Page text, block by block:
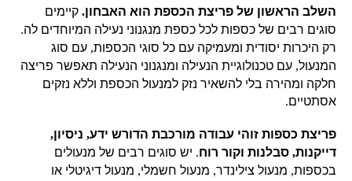
השלב הראשון של פריצת הכספת הוא האבחון. קיימים
סוגים רבים של כספות לכל כספת מנגנוני נעילה המיוחדים לה.
רק היכרות יסודית ומעמיקה עם כל סוגי הכספות, עם סוג
המנעול, עם טכנולוגיית הנעילה ומנגנוני הנעילה תאפשר פריצה
חלקה ומהירה בלי להשאיר נזק למנעול הכספת וללא נזקים
אסתטיים.
פריצת כספות זוהי עבודה מורכבת הדורש ידע, ניסיון,
דייקנות, סבלנות וקור רוח. יש סוגים רבים של מנעולים
בכספות, מנעול צילינדר, מנעול חשמלי, מנעול דיגיטלי או